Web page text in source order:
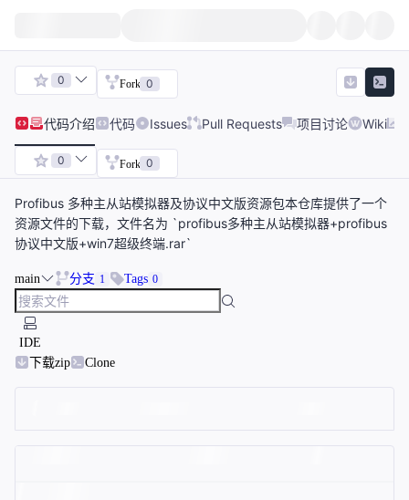
0 Fork 0
代码介绍 代码 Issues Pull Requests 项目讨论 Wiki
0 Fork 0
Profibus 多种主从站模拟器及协议中文版资源包本仓库提供了一个
资源文件的下载，文件名为 `profibus多种主从站模拟器+profibus
协议中文版+win7超级终端.rar`
main 分支 1 Tags 0
IDE
下载zip
Clone